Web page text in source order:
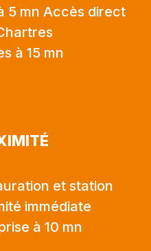
5 mn Accès direct
à 15 mn
et station
immédiate
à 10 mn